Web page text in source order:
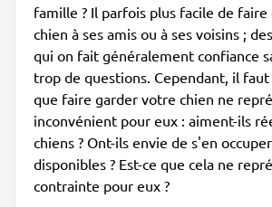
famille ? Il parfois plus facile de
chien à ses amis ou à ses voisins ;
qui on fait généralement confiance
trop de questions. Cependant, il
que faire garder votre chien ne
inconvénient pour eux : aiment-ils
chiens ? Ont-ils envie de s'en
disponibles ? Est-ce que cela ne
contrainte pour eux ?